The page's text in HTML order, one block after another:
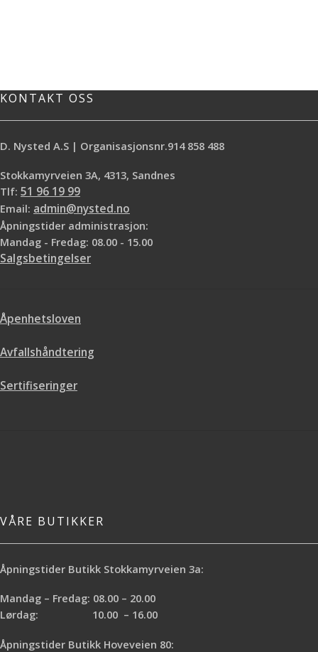
KONTAKT OSS
D. Nysted A.S | Organisasjonsnr.914 858 488
Stokkamyrveien 3A, 4313, Sandnes
Tlf: 51 96 19 99
Email: admin@nysted.no
Åpningstider administrasjon:
Mandag - Fredag: 08.00 - 15.00
Salgsbetingelser
Åpenhetsloven
Avfallshåndtering
Sertifiseringer
VÅRE BUTIKKER
Åpningstider Butikk Stokkamyrveien 3a:
Mandag – Fredag: 08.00 – 20.00
Lørdag: 10.00 – 16.00
Åpningstider Butikk Hoveveien 80: